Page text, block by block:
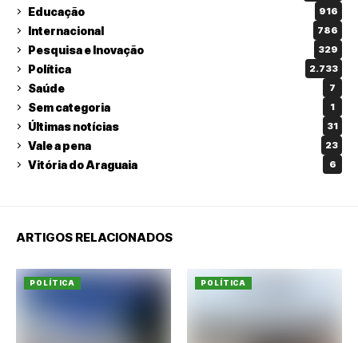
Educação 916
Internacional 786
Pesquisa e Inovação 329
Política 2.733
Saúde 7
Sem categoria 1
Últimas notícias 31
Vale a pena 23
Vitória do Araguaia 6
ARTIGOS RELACIONADOS
POLÍTICA POLÍTICA